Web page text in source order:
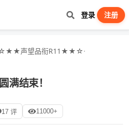
登录 注册
声望品衔R11★★☆·
满结束！
17 评 11000+